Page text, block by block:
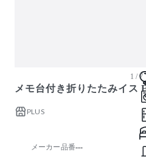
1 / 7
メモ台付き折りたたみイス
PLUS
メーカー品番---